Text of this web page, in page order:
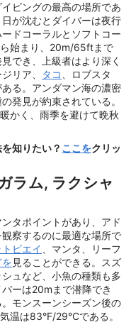
ビングの最高の場所であ
が沈むとダイバーは夜行
ドコーラルとソフトコー
始まり、20m/65ftまで
でき、上級者はより深く
リア、
タコ
、ロブスタ
る。アンダマン海の濃密
発見が約束されている。
かく、雨季を避けて晩秋
知りたい？ ここをクリッ
ラム, ラクシャ
タポイントがあり、アド
察するのに最適な場所で
ビエイ
、マンタ、リーフ
見ることができる。スズ
ュなど、小魚の種類も多
ーは20mまで潜降でき
モンスーンシーズン後の
温は83°F/29°Cである。